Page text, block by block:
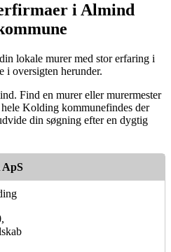
i Almind
lokale murer med stor erfaring i
oversigten herunder.
Find en murer eller murermester
Kolding kommunefindes der
din søgning efter en dygtig